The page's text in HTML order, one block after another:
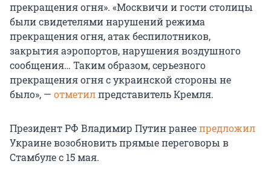
прекращения огня». «Москвичи и гости столицы
были свидетелями нарушений режима
прекращения огня, атак беспилотников,
закрытия аэропортов, нарушения воздушного
сообщения… Таким образом, серьезного
прекращения огня с украинской стороны не
было», — отметилпредставитель Кремля.
Президент РФ Владимир Путин ранеепредложил
Украине возобновить прямые переговоры в
Стамбулес 15 мая.